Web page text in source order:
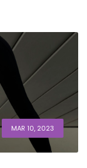
MAR 10, 2023